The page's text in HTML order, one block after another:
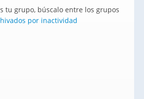
tu grupo, búscalo entre los grupos
por inactividad